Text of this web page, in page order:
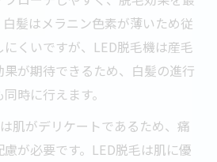
髪はメラニン色素が薄いため従
くいですが、LED脱毛機は産毛
が期待できるため、白髪の進行
時に行えます。
肌がデリケートであるため、痛
が必要です。LED脱毛は肌に優